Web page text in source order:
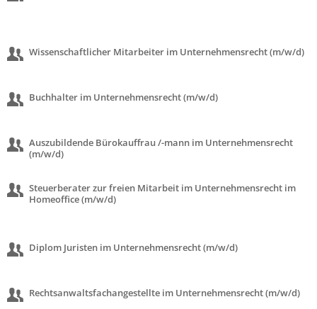
Wissenschaftlicher Mitarbeiter im Unternehmensrecht (m/w/d)
Buchhalter im Unternehmensrecht (m/w/d)
Auszubildende Bürokauffrau /-mann im Unternehmensrecht
(m/w/d)
Steuerberater zur freien Mitarbeit im Unternehmensrecht im
Homeoffice (m/w/d)
Diplom Juristen im Unternehmensrecht (m/w/d)
Rechtsanwaltsfachangestellte im Unternehmensrecht (m/w/d)